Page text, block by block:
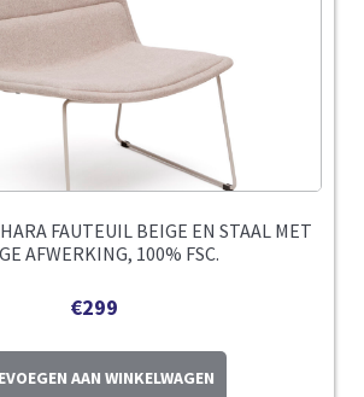
FAUTEUIL BEIGE EN STAAL MET
AFWERKING, 100% FSC.
€299
AAN WINKELWAGEN